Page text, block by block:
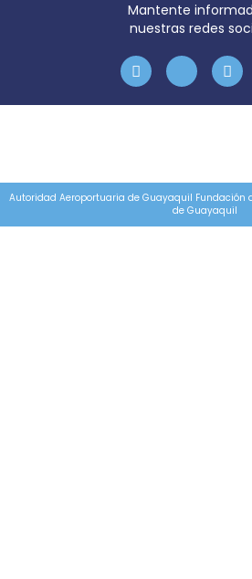
Mantente
nuestras redes
Autoridad Aeroportuaria de Guayaquil Fundación
de Guayaquil